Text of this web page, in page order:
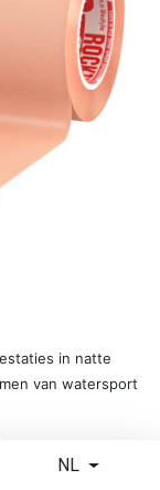
NL
in natte
van watersport